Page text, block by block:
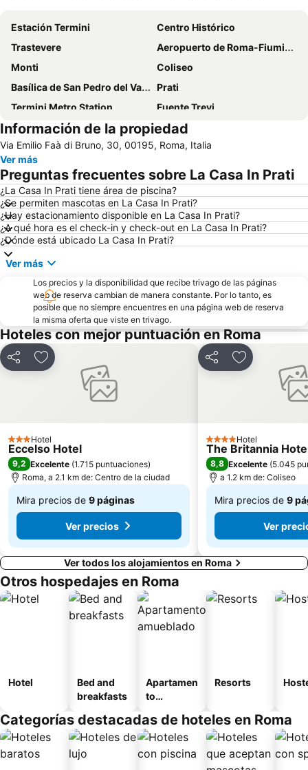
Estación Termini
Centro Histórico
Trastevere
Aeropuerto de Roma-Fiumicino
Monti
Coliseo
Basílica de San Pedro del Vaticano
Prati
Termini Metro Station
Fuente Trevi
Plaza Navona
Panteón
Barberini - Fontana di Trevi Metro Station
Escalinata de la Plaza de España y Plaza de España
Basílica de Santa María Mayor
Aeropuerto de Roma-Ciampino
Plaza de San Pedro
Plaza del Pueblo
Cavour Metro Station
Museos Vaticanos
Anagnina Metro Station
Castel Sant'Angelo
Via Veneto Rome
Forum Romanum
Roma Ostiense Railway Station
Fashion District Valmontone Outlet
Ottaviano - San Pietro - Musei Vaticani Metro Station
Via del Corso
Basílica de Santa María en Trastévere
Trevi
Metro de Roma
Magliana
Audiencia con el Papa
Autostazione Tiburtina
Tiburtina
EUR Fermi Metro Station
Garbatella
Pigneto Metro Station
Borgo Antico
Flaminio - Piazza del Popolo Metro Station
Auditorium Parco della Musica
Palazzetto dello Sport
Plaza Barberini
Información de la propiedad
Via Emilio Faà di Bruno, 30, 00195, Roma, Italia
Ver más
Preguntas frecuentes sobre La Casa In Prati
¿La Casa In Prati tiene área de piscina?
¿Se permiten mascotas en La Casa In Prati?
¿Hay estacionamiento disponible en La Casa In Prati?
¿A qué hora es el check-in y check-out en La Casa In Prati?
¿Dónde está ubicado La Casa In Prati?
Ver más
Los precios y la disponibilidad que recibe trivago de las páginas
web de reserva cambian de manera constante. Por lo tanto, es
posible que no siempre encuentres en una página web de reserva
la misma oferta que viste en trivago.
Hoteles con mejor puntuación en Roma
CompartirAgregar a favoritos
3 Estrellas
Hotel
Eccelso Hotel
9,2 Excelente (1.715 puntuaciones)
Roma, a 2.1 km de: Centro de la ciudad
Mira precios de 9 páginas
De
$ 346.639Ver precios
CompartirAgregar a
4 Estrellas
Hotel
The Britannia
8,8 Excelente (5.045
a 1.2 km de: Coliseo
Mira precios de 9
De
$ 381.117
Ver
Ver todos los alojamientos en Roma
Otros hospedajes en Roma
Hotel
Bed and
breakfasts
Apartamen
to
o
Resorts
Categorías destacadas de hoteles en Roma